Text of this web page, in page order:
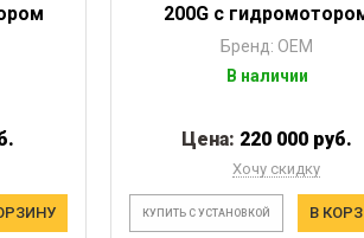
200G с
Бренд: OEM
В наличии
Цена: 220 000 руб.
Хочу скидку
КУПИТЬ С УСТАНОВКОЙ В